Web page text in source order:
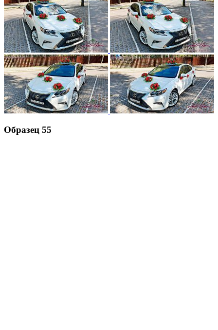
Образец 55